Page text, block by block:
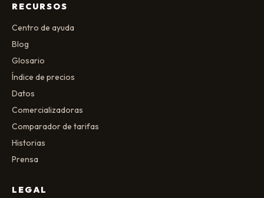
RECURSOS
Centro de ayuda
Blog
Glosario
Índice de precios
Datos
Comercializadoras
Comparador de tarifas
Historias
Prensa
LEGAL